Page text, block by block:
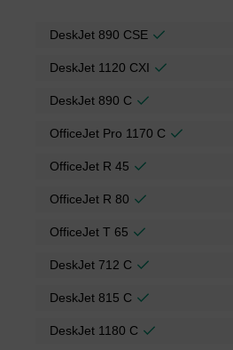
DeskJet 890 CSE
DeskJet 1120 CXI
DeskJet 890 C
OfficeJet Pro 1170 C
OfficeJet R 45
OfficeJet R 80
OfficeJet T 65
DeskJet 712 C
DeskJet 815 C
DeskJet 1180 C